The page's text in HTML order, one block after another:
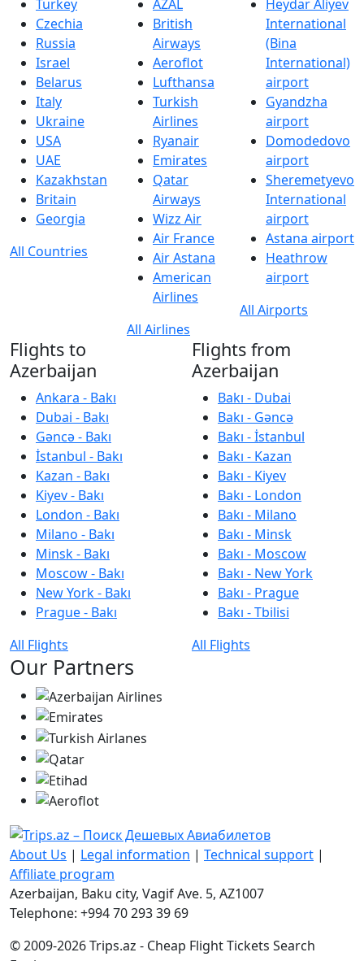
Turkey
Czechia
Russia
Israel
Belarus
Italy
Ukraine
USA
UAE
Kazakhstan
Britain
Georgia
All Countries
AZAL
British
Airways
Aeroflot
Lufthansa
Turkish
Airlines
Ryanair
Emirates
Qatar
Airways
Wizz Air
Air France
Air Astana
American
Airlines
All Airlines
Heydar Aliyev
International
(Bina
International)
airport
Gyandzha
airport
Domodedovo
airport
Sheremetyevo
International
airport
Astana airport
Heathrow
airport
All Airports
Flights to
Azerbaijan
Ankara - Bakı
Dubai - Bakı
Gəncə - Bakı
İstanbul - Bakı
Kazan - Bakı
Kiyev - Bakı
London - Bakı
Milano - Bakı
Minsk - Bakı
Moscow - Bakı
New York - Bakı
Prague - Bakı
All Flights
Flights from
Azerbaijan
Bakı - Dubai
Bakı - Gəncə
Bakı - İstanbul
Bakı - Kazan
Bakı - Kiyev
Bakı - London
Bakı - Milano
Bakı - Minsk
Bakı - Moscow
Bakı - New York
Bakı - Prague
Bakı - Tbilisi
All Flights
Our Partners
About Us | Legal information | Technical support |
Affiliate program
Azerbaijan, Baku city, Vagif Ave. 5, AZ1007
Telephone: +994 70 293 39 69
© 2009-2026 Trips.az - Cheap Flight Tickets Search